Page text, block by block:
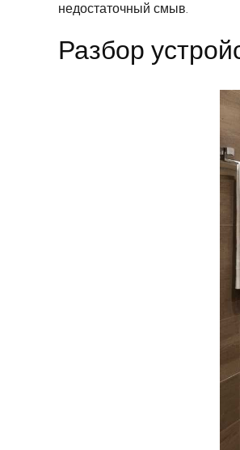
недостаточный смыв.
Разбор